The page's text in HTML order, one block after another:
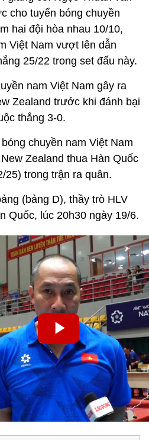
cho tuyển bóng chuyền
hai đội hòa nhau 10/10,
Việt Nam vượt lên dẫn
25/22 trong set đấu này.
nam Việt Nam gây ra
Zealand trước khi đánh bại
thắng 3-0.
chuyền nam Việt Nam
Zealand thua Hàn Quốc
25) trong trận ra quân.
(bảng D), thầy trò HLV
Quốc, lúc 20h30 ngày 19/6.